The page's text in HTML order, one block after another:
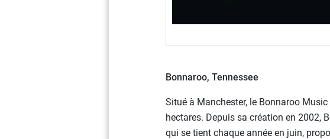
Bonnaroo, Tennessee
Situé à Manchester, le Bonnaroo
hectares. Depuis sa création en 2002,
qui se tient chaque année en juin,